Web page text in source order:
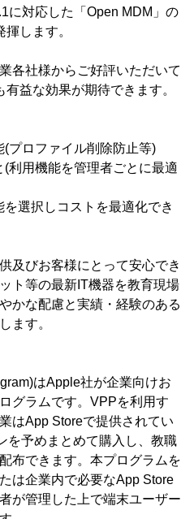
に対応した「Open MDM」の
します。
各社様からご好評いただいて
益な効果が期待できます。
プロファイル削除防止等)
利用機能を管理者ごとに最適
選択しコストを最適化でき
及びお客様にとって安心でき
ト等の最新IT機器を教育現場
かな配慮と実績・経験のある
ます。
はApple社が企業向けお
グラムです。VPPを利用す
はApp Storeで提供されてい
を予めまとめて購入し、教職
布できます。本プログラムを
は企業内で必要なApp Store
が管理した上で端末ユーザー